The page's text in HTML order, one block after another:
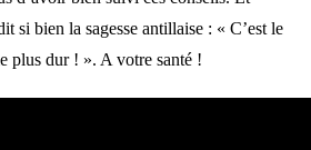
si bien la sagesse antillaise : « C’est le
plus dur ! ». A votre santé !